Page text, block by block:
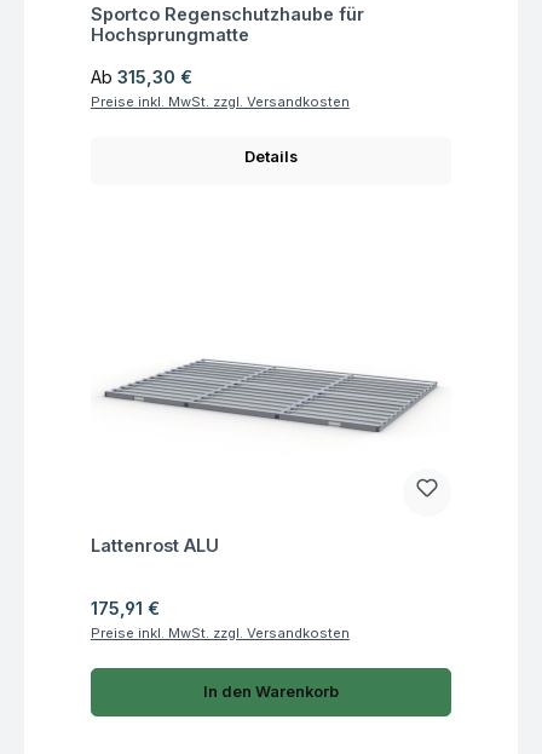
Fragen zum Artikel
Sportco Regenschutzhaube für
Hochsprungmatte
Regulärer Preis:
Ab 315,30 €
Preise inkl. MwSt. zzgl. Versandkosten
Details
Fragen zum Artikel
Lattenrost ALU
Regulärer Preis:
175,91 €
Preise inkl. MwSt. zzgl. Versandkosten
In den Warenkorb